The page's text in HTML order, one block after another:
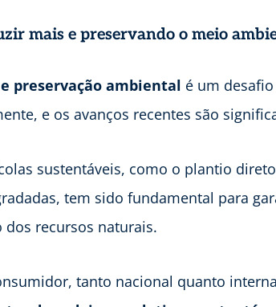
mais e preservando o meio
preservação ambiental é um
e os avanços recentes são
sustentáveis, como o plantio
tem sido fundamental para
dos recursos naturais.
tanto nacional quanto